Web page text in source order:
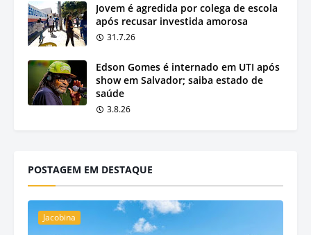
Jovem é agredida por colega de escola
após recusar investida amorosa
31.7.26
Edson Gomes é internado em UTI após
show em Salvador; saiba estado de
saúde
3.8.26
POSTAGEM EM DESTAQUE
Jacobina